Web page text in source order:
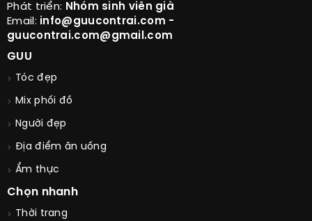
Phát triển: Nhóm sinh viên già
Email: info@guucontrai.com -
guucontrai.com@gmail.com
GUU
Tóc đẹp
Mix phối đồ
Người đẹp
Địa điểm ăn uống
Ẩm thực
Chọn nhanh
Thời trang